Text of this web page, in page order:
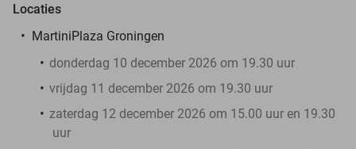
Locaties
MartiniPlaza Groningen
donderdag 10 december 2026 om 19.30 uur
vrijdag 11 december 2026 om 19.30 uur
zaterdag 12 december 2026 om 15.00 uur en 19.30
uur